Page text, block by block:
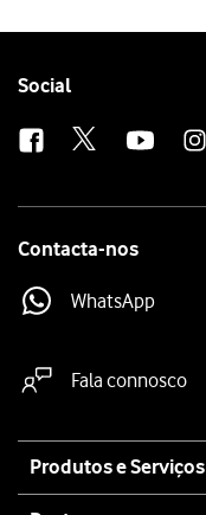
Follow
Social
Contacta-nos
WhatsApp
Fala connosco
map
Produtos e Serviços